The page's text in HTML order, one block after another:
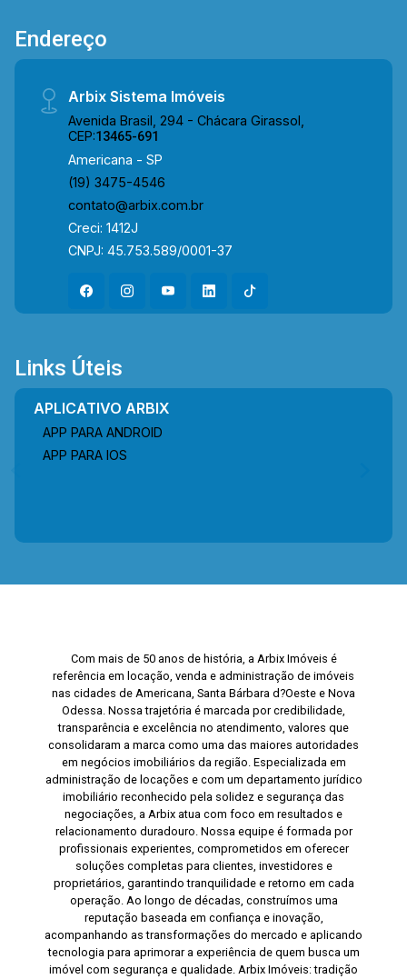
Presente em cada mudança!
Endereço
Arbix Sistema Imóveis
Avenida Brasil, 294 - Chácara Girassol,
CEP:13465-691
Americana - SP
(19) 3475-4546
contato@arbix.com.br
Creci: 1412J
CNPJ: 45.753.589/0001-37
Links Úteis
APLICATIVO ARBIX
APP PARA ANDROID
APP PARA IOS
Com mais de 50 anos de história, a Arbix Imóveis é
referência em locação, venda e administração de imóveis
nas cidades de Americana, Santa Bárbara d?Oeste e Nova
Odessa. Nossa trajetória é marcada por credibilidade,
transparência e excelência no atendimento, valores que
consolidaram a marca como uma das maiores autoridades
em negócios imobiliários da região. Especializada em
administração de locações e com um departamento jurídico
imobiliário reconhecido pela solidez e segurança das
negociações, a Arbix atua com foco em resultados e
relacionamento duradouro. Nossa equipe é formada por
profissionais experientes, comprometidos em oferecer
soluções completas para clientes, investidores e
proprietários, garantindo tranquilidade e retorno em cada
operação. Ao longo de décadas, construímos uma
reputação baseada em confiança e inovação,
acompanhando as transformações do mercado e aplicando
tecnologia para aprimorar a experiência de quem busca um
imóvel com segurança e qualidade. Arbix Imóveis: tradição